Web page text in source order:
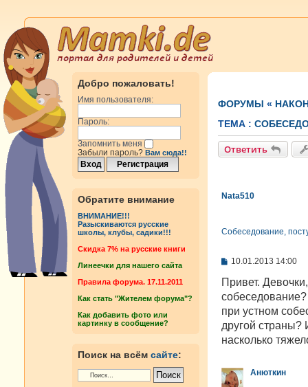
Добро пожаловать!
Имя пользователя:
Пароль:
Запомнить меня
Забыли пароль? Вам сюда!!
Обратите внимание
ВНИМАНИЕ!!!
Разыскиваются русские
школы, клубы, садики!!!
Cкидка 7% на русские книги
Линеечки для нашего сайта
Правила форума. 17.11.2011
Как стать "Жителем форума"?
Как добавить фото или
картинку в сообщение?
Поиск на всём сайте:
ФОРУМЫ «
ТЕМА :
Ответить
Nata510
Cобеседование,
С
о
б
щ
е
н
и
е
10.01.2013 14:00
Привет.
при устном
другой страны?
насколько
Анюткин